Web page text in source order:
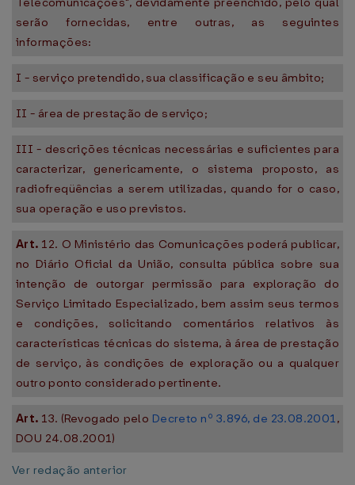
serão fornecidas, entre outras, as seguintes
informações:
I - serviço pretendido, sua classificação e seu âmbito;
II - área de prestação de serviço;
III - descrições técnicas necessárias e suficientes para
caracterizar, genericamente, o sistema proposto, as
radiofreqüências a serem utilizadas, quando for o caso,
sua operação e uso previstos.
Art. 12. O Ministério das Comunicações poderá publicar,
no Diário Oficial da União, consulta pública sobre sua
intenção de outorgar permissão para exploração do
Serviço Limitado Especializado, bem assim seus termos
e condições, solicitando comentários relativos às
características técnicas do sistema, à área de prestação
de serviço, às condições de exploração ou a qualquer
outro ponto considerado pertinente.
Art. 13. (Revogado pelo Decreto nº 3.896, de 23.08.2001,
DOU 24.08.2001)
Ver redação anterior